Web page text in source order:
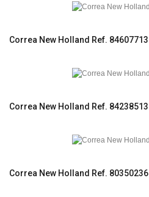
Correa New Holland Ref. 84607713
Correa New Holland Ref. 84238513
Correa New Holland Ref. 80350236